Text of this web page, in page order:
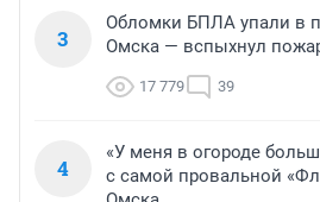
3
Обломки БПЛА упали в
Омска — вспыхнул
17 779 39
4
«У меня в огороде
с самой провальной